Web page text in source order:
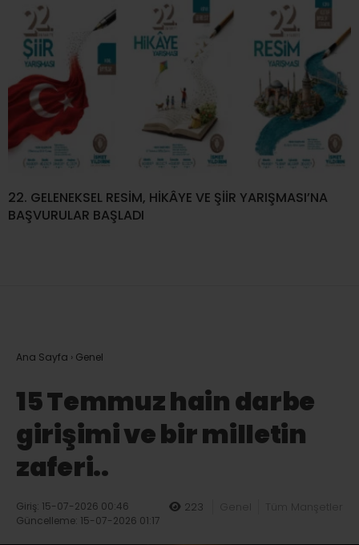
22. GELENEKSEL RESİM, HİKÂYE VE ŞİİR YARIŞMASI’NA
BAŞVURULAR BAŞLADI
Ana Sayfa › Genel
15 Temmuz hain darbe
girişimi ve bir milletin
zaferi..
Giriş: 15-07-2026 00:46
Güncelleme: 15-07-2026 01:17
223 Tüm Manşetler